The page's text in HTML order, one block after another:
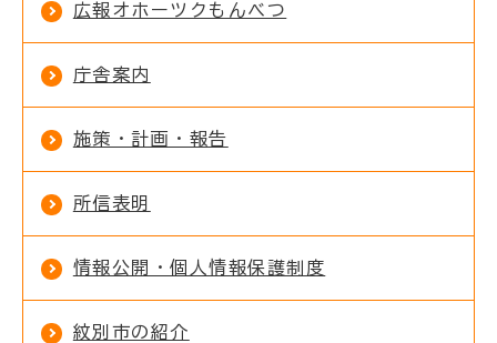
広報オホーツクもんべつ
庁舎案内
施策・計画・報告
所信表明
情報公開・個人情報保護制度
紋別市の紹介